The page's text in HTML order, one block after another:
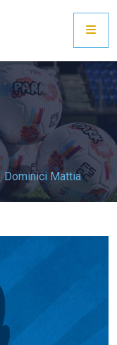
Dominici Mattia